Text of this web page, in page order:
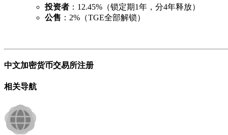
投资者 ：12.45%（锁定期1年，分4年释放）
公售 ：2%（TGE全部解锁）
中文加密货币交易所注册
相关导航